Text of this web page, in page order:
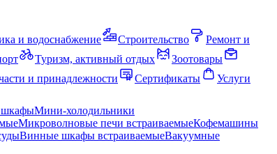
и водоснабжение Строительство
Ремонт и
Туризм, активный отдых
Зоотовары
и принадлежности Сертификаты
Услуги
Мини-холодильники
Микроволновые печи встраиваемыеКофемашины
Винные шкафы встраиваемыеВакуумные